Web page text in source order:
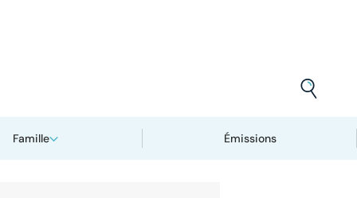
Famille Émissions